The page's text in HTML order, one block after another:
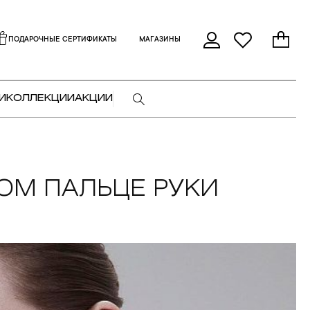
ПОДАРОЧНЫЕ СЕРТИФИКАТЫ МАГАЗИНЫ
КОЛЛЕКЦИИАКЦИИ
ПАЛЬЦЕ РУКИ